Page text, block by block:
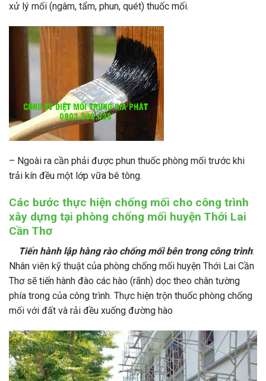
xử lý mối (ngâm, tẩm, phun, quét) thuốc mối.
– Ngoài ra cần phải được phun thuốc phòng mối trước khi
trải kín đều một lớp vữa bê tông.
Các bước thực hiện chống mối cho công trình
xây dựng tại phòng chống mối huyện Thới Lai
Cần Thơ
Tiến hành lập hàng rào chống mối bên trong công trình:
Nhân viên kỹ thuật của phòng chống mối huyện Thới Lai Cần
Thơ sẽ tiến hành đào các hào (rãnh) dọc theo chân tường
phía trong của công trình. Thực hiện trộn thuốc phòng chống
mối với đất và rải đều xuống đường hào